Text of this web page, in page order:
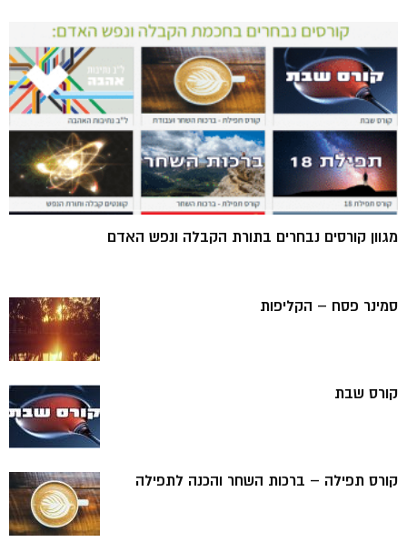
מגוון קורסים נבחרים בתורת הקבלה ונפש האדם
סמינר פסח – הקליפות
קורס שבת
קורס תפילה – ברכות השחר והכנה לתפילה